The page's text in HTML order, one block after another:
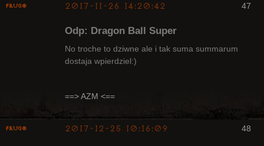
47
Frugo 2017-11-26 14:20:42
Odp: Dragon Ball Super
No troche to dziwne ale i tak suma summarum
dostaja wpierdziel:)
==> AZM <==
48
Frugo 2017-12-25 10:16:09